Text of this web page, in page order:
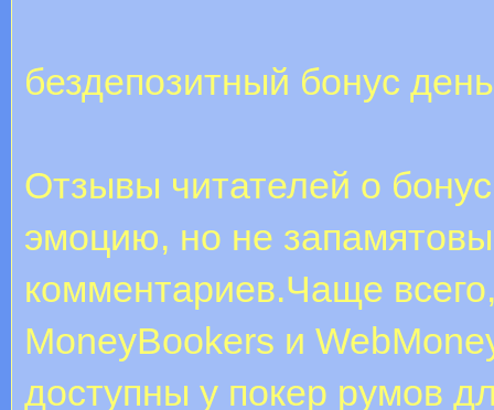
бездепозитный бонус
Отзывы читателей о
эмоцию, но не
комментариев.Чаще
MoneyBookers и
доступны у покер румов